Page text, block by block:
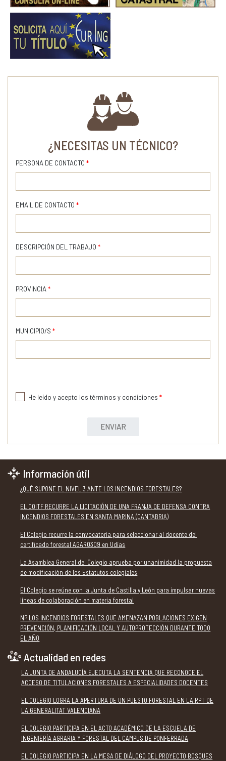
¿NECESITAS UN TÉCNICO?
PERSONA DE CONTACTO *
EMAIL DE CONTACTO *
DESCRIPCIÓN DEL TRABAJO *
PROVINCIA *
MUNICIPIO/S *
He leído y acepto los términos y condiciones *
ENVIAR
Información útil
¿QUÉ SUPONE EL NIVEL 3 ANTE LOS INCENDIOS FORESTALES?
EL COITF RECURRE LA LICITACIÓN DE UNA FRANJA DE DEFENSA CONTRA
INCENDIOS FORESTALES EN SANTA MARINA (CANTABRIA)
El Colegio recurre la convocatoria para seleccionar al docente del
certificado forestal AGAR0309 en Udías
La Asamblea General del Colegio aprueba por unanimidad la propuesta
de modificación de los Estatutos colegiales
El Colegio se reúne con la Junta de Castilla y León para impulsar nuevas
líneas de colaboración en materia forestal
NP LOS INCENDIOS FORESTALES QUE AMENAZAN POBLACIONES EXIGEN
PREVENCIÓN, PLANIFICACIÓN LOCAL Y AUTOPROTECCIÓN DURANTE TODO
EL AÑO
Actualidad en redes
LA JUNTA DE ANDALUCÍA EJECUTA LA SENTENCIA QUE RECONOCE EL
ACCESO DE TITULACIONES FORESTALES A ESPECIALIDADES DOCENTES
EL COLEGIO LOGRA LA APERTURA DE UN PUESTO FORESTAL EN LA RPT DE
LA GENERALITAT VALENCIANA
EL COLEGIO PARTICIPA EN EL ACTO ACADÉMICO DE LA ESCUELA DE
INGENIERÍA AGRARIA Y FORESTAL DEL CAMPUS DE PONFERRADA
EL COLEGIO PARTICIPA EN LA MESA DE DIÁLOGO DEL PROYECTO BOSQUES